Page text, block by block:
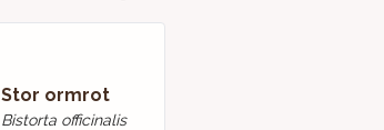
Stor ormrot
Bistorta officinalis